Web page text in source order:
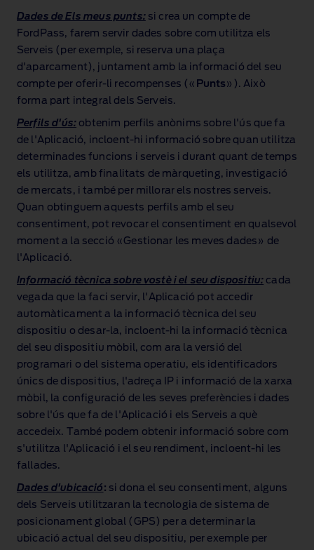
Dades de Els meus punts:si crea un compte de
FordPass, farem servir dades sobre com utilitza els
Serveis (per exemple, si reserva una plaça
d'aparcament), juntament amb la informació del seu
compte per oferir‑li recompenses (« Punts »). Això
forma part integral dels Serveis.
Perfils d'ús: obtenim perfils anònims sobre l'ús que fa
de l'Aplicació, incloent‑hi informació sobre quan utilitza
determinades funcions i serveis i durant quant de temps
els utilitza, amb finalitats de màrqueting, investigació
de mercats, i també per millorar els nostres serveis.
Quan obtinguem aquests perfils amb el seu
consentiment, pot revocar el consentiment en qualsevol
moment a la secció «Gestionar les meves dades» de
l'Aplicació.
Informació tècnica sobre vostè i el seu dispositiu: cada
vegada que la faci servir, l'Aplicació pot accedir
automàticament a la informació tècnica del seu
dispositiu o desar‑la, incloent‑hi la informació tècnica
del seu dispositiu mòbil, com ara la versió del
programari o del sistema operatiu, els identificadors
únics de dispositius, l'adreça IP i informació de la xarxa
mòbil, la configuració de les seves preferències i dades
sobre l'ús que fa de l'Aplicació i els Serveis a què
accedeix. També podem obtenir informació sobre com
s'utilitza l'Aplicació i el seu rendiment, incloent‑hi les
fallades.
Dades d'ubicació : si dona el seu consentiment, alguns
dels Serveis utilitzaran la tecnologia de sistema de
posicionament global (GPS) per a determinar la
ubicació actual del seu dispositiu, per exemple per